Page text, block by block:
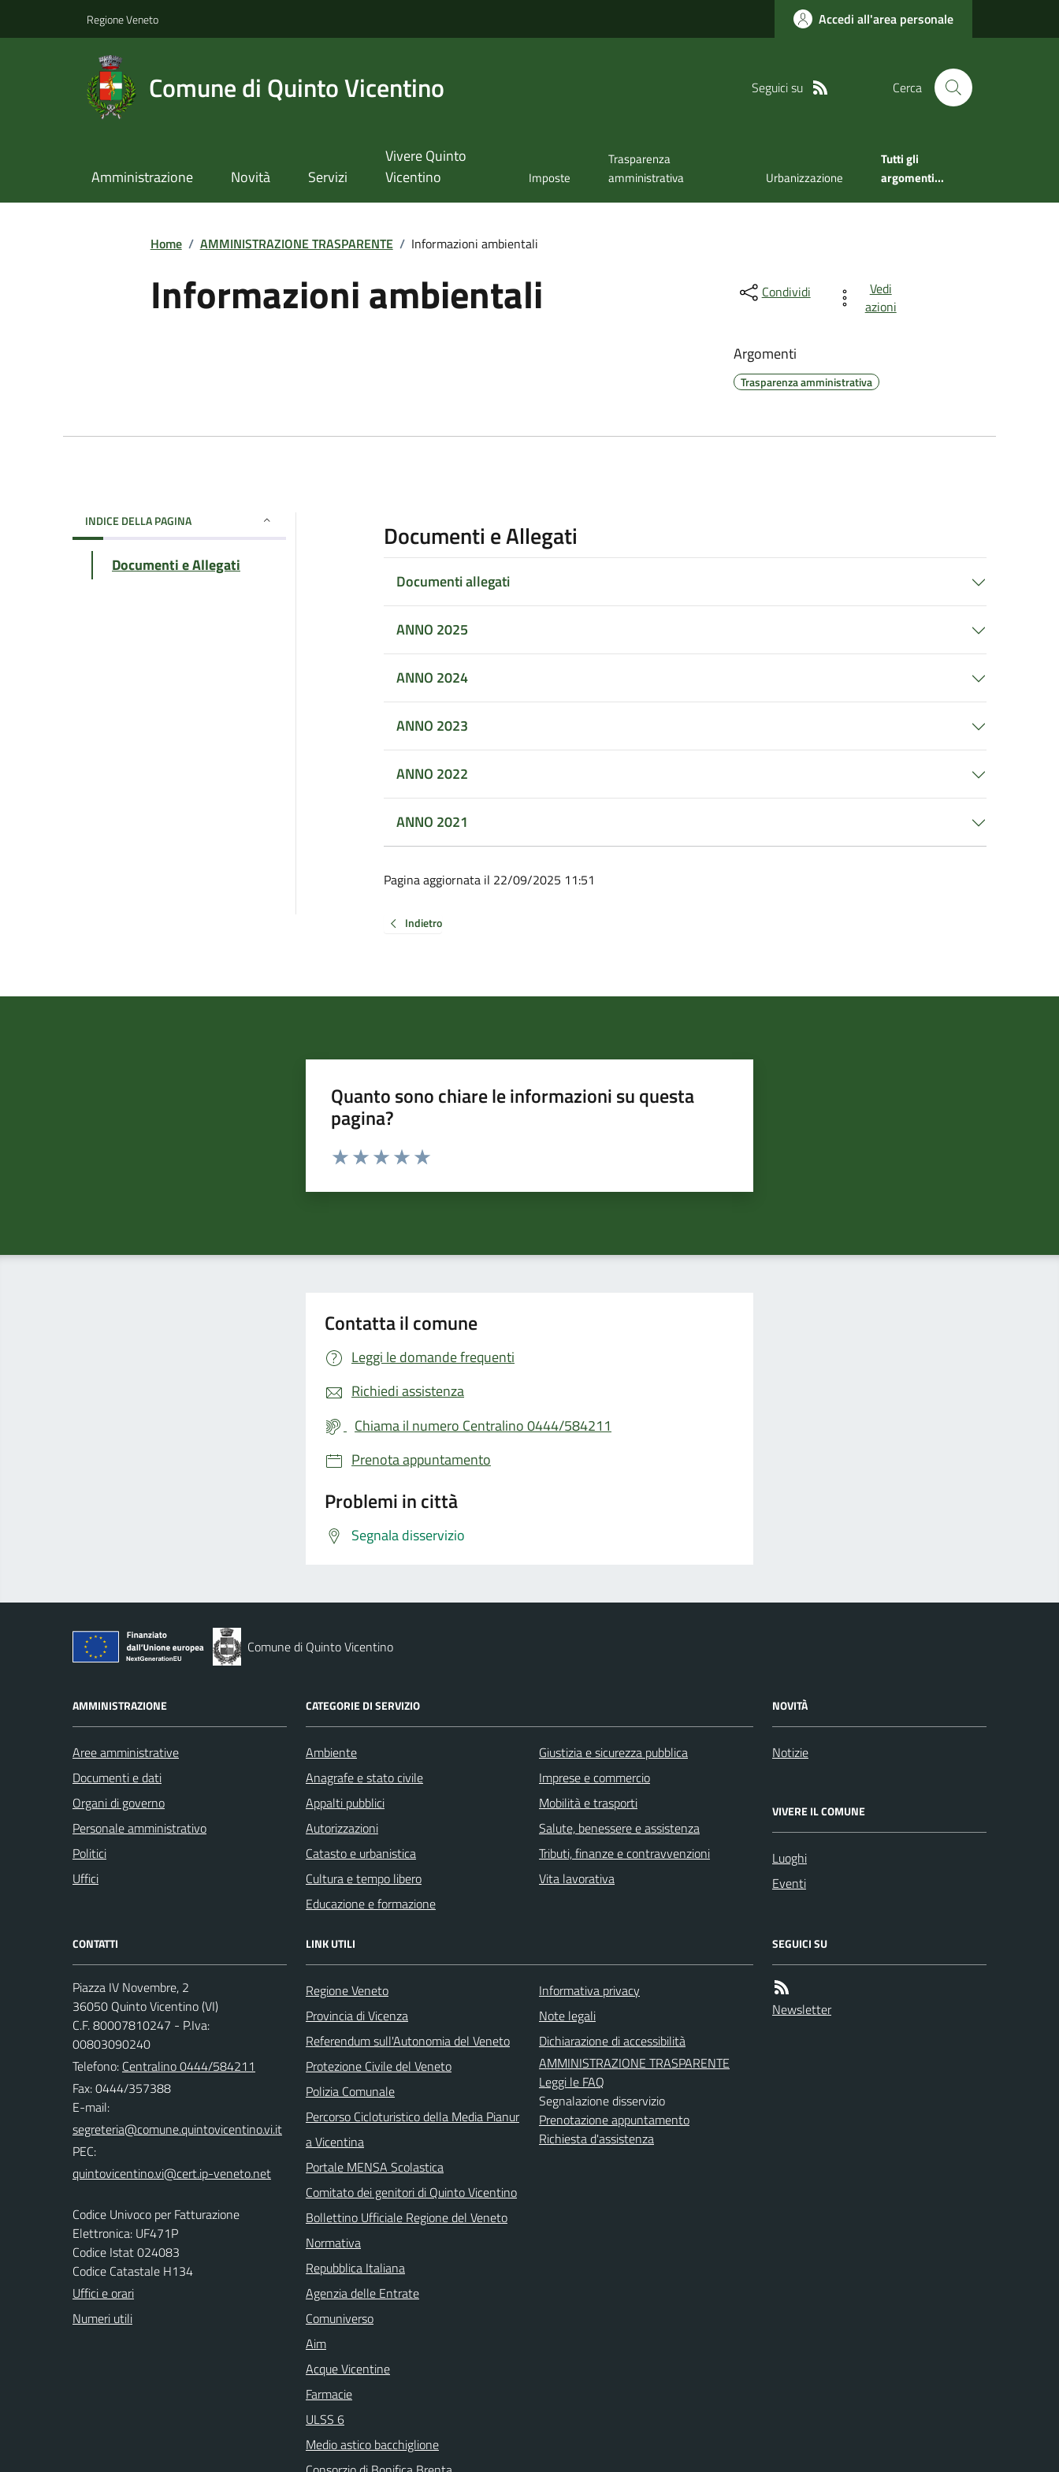
Regione Veneto Accedi all'area personale
Comune di Quinto Vicentino Seguici su Cerca
Amministrazione Novità Servizi
Vivere Quinto
Vicentino
Imposte
Trasparenza
amministrativa
Urbanizzazione
Tutti gli
argomenti...
Home / AMMINISTRAZIONE TRASPARENTE / Informazioni ambientali
Informazioni ambientali Condividi
Vedi
azioni
Argomenti
Trasparenza amministrativa
INDICE DELLA PAGINA
Documenti e Allegati
Documenti e Allegati
Documenti allegati
ANNO 2025
ANNO 2024
ANNO 2023
ANNO 2022
ANNO 2021
Pagina aggiornata il 22/09/2025 11:51
Indietro
Quanto sono chiare le informazioni su questa
pagina?
Valuta da 1 a 5 stelle la pagina
Contatta il comune
Leggi le domande frequenti
Richiedi assistenza
Chiama il numero Centralino 0444/584211
Prenota appuntamento
Problemi in città
Segnala disservizio
Comune di Quinto Vicentino
AMMINISTRAZIONE
Aree amministrative
Documenti e dati
Organi di governo
Personale amministrativo
Politici
Uffici
CATEGORIE DI SERVIZIO
Ambiente
Anagrafe e stato civile
Appalti pubblici
Autorizzazioni
Catasto e urbanistica
Cultura e tempo libero
Educazione e formazione
Giustizia e sicurezza pubblica
Imprese e commercio
Mobilità e trasporti
Salute, benessere e assistenza
Tributi, finanze e contravvenzioni
Vita lavorativa
NOVITÀ
Notizie
VIVERE IL COMUNE
Luoghi
Eventi
CONTATTI
Piazza IV Novembre, 2
36050 Quinto Vicentino (VI)
C.F. 80007810247 - P.Iva:
00803090240
Telefono: Centralino 0444/584211
Fax: 0444/357388
E-mail:
PEC:
Codice Univoco per Fatturazione
Elettronica: UF471P
Codice Istat 024083
Codice Catastale H134
Uffici e orari
Numeri utili
LINK UTILI
Regione Veneto
Provincia di Vicenza
Referendum sull'Autonomia del Veneto
Protezione Civile del Veneto
Polizia Comunale
Percorso Cicloturistico della Media Pianur
a Vicentina
Portale MENSA Scolastica
Comitato dei genitori di Quinto Vicentino
Bollettino Ufficiale Regione del Veneto
Normativa
Repubblica Italiana
Agenzia delle Entrate
Comuniverso
Aim
Acque Vicentine
Farmacie
ULSS 6
Medio astico bacchiglione
Informativa privacy
Note legali
Dichiarazione di accessibilità
AMMINISTRAZIONE TRASPARENTE
Leggi le FAQ
Segnalazione disservizio
Prenotazione appuntamento
Richiesta d'assistenza
SEGUICI SU
Newsletter